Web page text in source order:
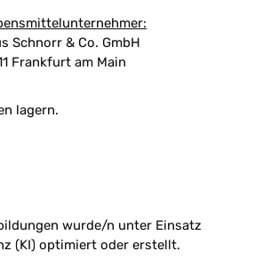
Schnorr & Co. GmbH
Frankfurt am Main
lagern.
wurde/n unter Einsatz
(KI) optimiert oder erstellt.